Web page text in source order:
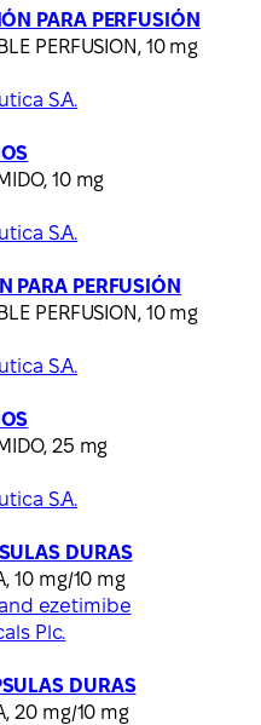
PARA PERFUSIÓN
PERFUSION, 10 mg
S.A.
10 mg
S.A.
PARA PERFUSIÓN
PERFUSION, 10 mg
S.A.
25 mg
S.A.
DURAS
10 mg/10 mg
ezetimibe
Plc.
DURAS
20 mg/10 mg